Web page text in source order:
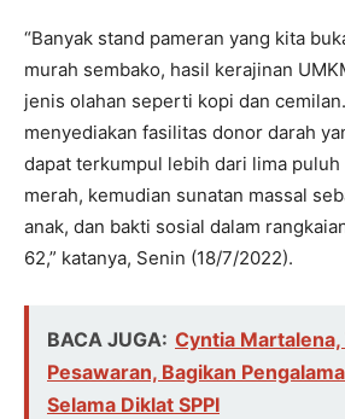
“Banyak stand pameran yang kita
murah sembako, hasil kerajinan
jenis olahan seperti kopi dan
menyediakan fasilitas donor darah
dapat terkumpul lebih dari lima puluh
merah, kemudian sunatan massal
anak, dan bakti sosial dalam
62,” katanya, Senin (18/7/2022).
BACA JUGA: Cyntia Martalena,
Pesawaran, Bagikan
Selama Diklat SPPI